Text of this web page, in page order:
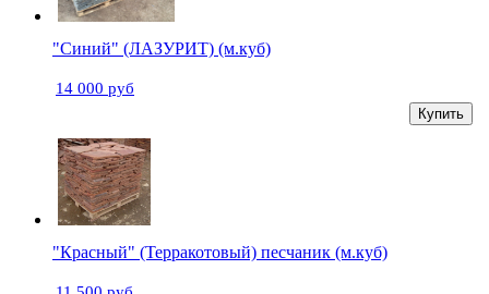
"Синий" (ЛАЗУРИТ) (м.куб)
14 000 руб
Купить
"Красный" (Терракотовый) песчаник (м.куб)